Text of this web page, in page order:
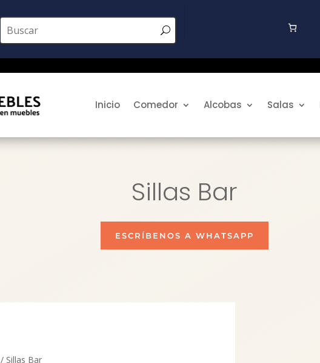
Inicio Comedor Alcobas Salas
Sillas Bar
ESCRÍBENOS A WHATSAPP
/ Sillas Bar